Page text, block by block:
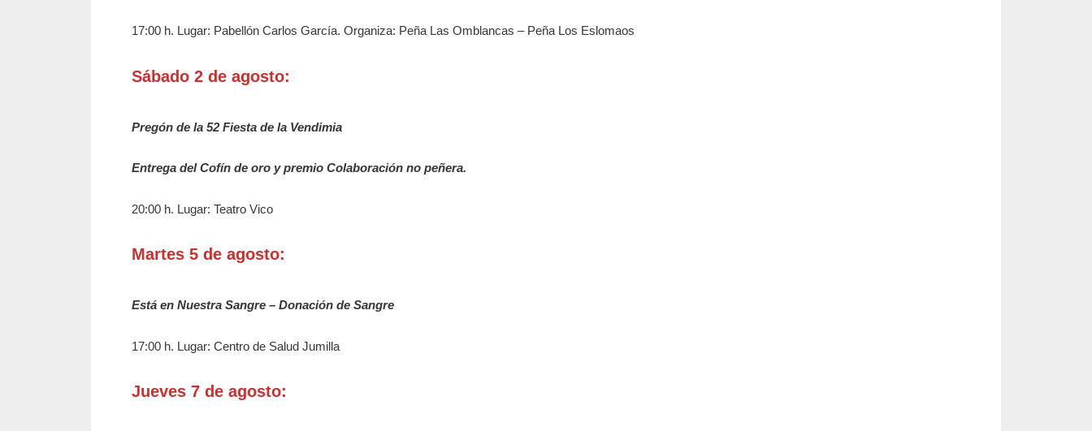
17:00 h. Lugar: Pabellón Carlos García. Organiza: Peña Las Omblancas – Peña Los Eslomaos
Sábado 2 de agosto:
Pregón de la 52 Fiesta de la Vendimia
Entrega del Cofín de oro y premio Colaboración no peñera.
20:00 h. Lugar: Teatro Vico
Martes 5 de agosto:
Está en Nuestra Sangre – Donación de Sangre
17:00 h. Lugar: Centro de Salud Jumilla
Jueves 7 de agosto: